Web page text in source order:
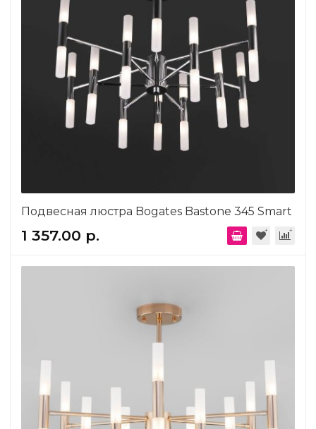
Подвесная люстра Bogates Bastone 345 Smart
1 357.00 р.